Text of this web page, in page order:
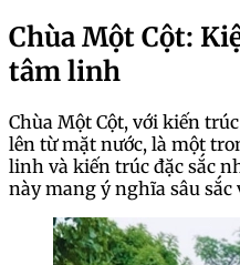
Chùa Một Cột:
tâm linh
Chùa Một Cột, với kiến
lên từ mặt nước, là một
linh và kiến trúc đặc sắc
này mang ý nghĩa sâu sắc